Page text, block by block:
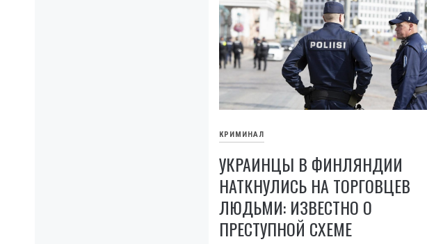
КРИМИНАЛ
УКРАИНЦЫ В ФИНЛЯНДИИ
НАТКНУЛИСЬ НА ТОРГОВЦЕВ
ЛЮДЬМИ: ИЗВЕСТНО О
ПРЕСТУПНОЙ СХЕМЕ